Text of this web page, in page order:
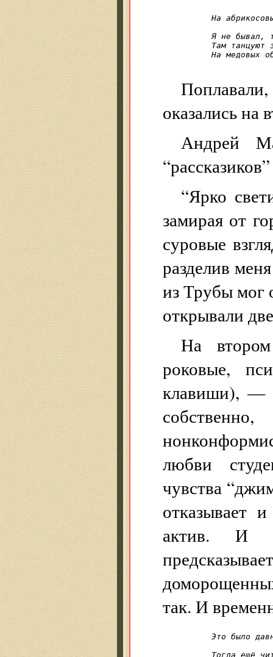
На
Я не бывал,
Там танцуют
На медовых
оказались на
Андрей
“Ярко
замирая от
суровые
разделив
из Трубы мог
открывали
На
роковые,
клавиши), —
любви
чувства
отказывает
актив. И
так. И
Это было
Тогда ещё